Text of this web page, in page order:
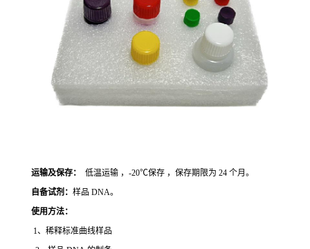
运输及保存：
低温运输 ，-20℃保存 ，保存期限为 24 个月。
自备试剂： 样品 DNA。
使用方法：
1、稀释标准曲线样品